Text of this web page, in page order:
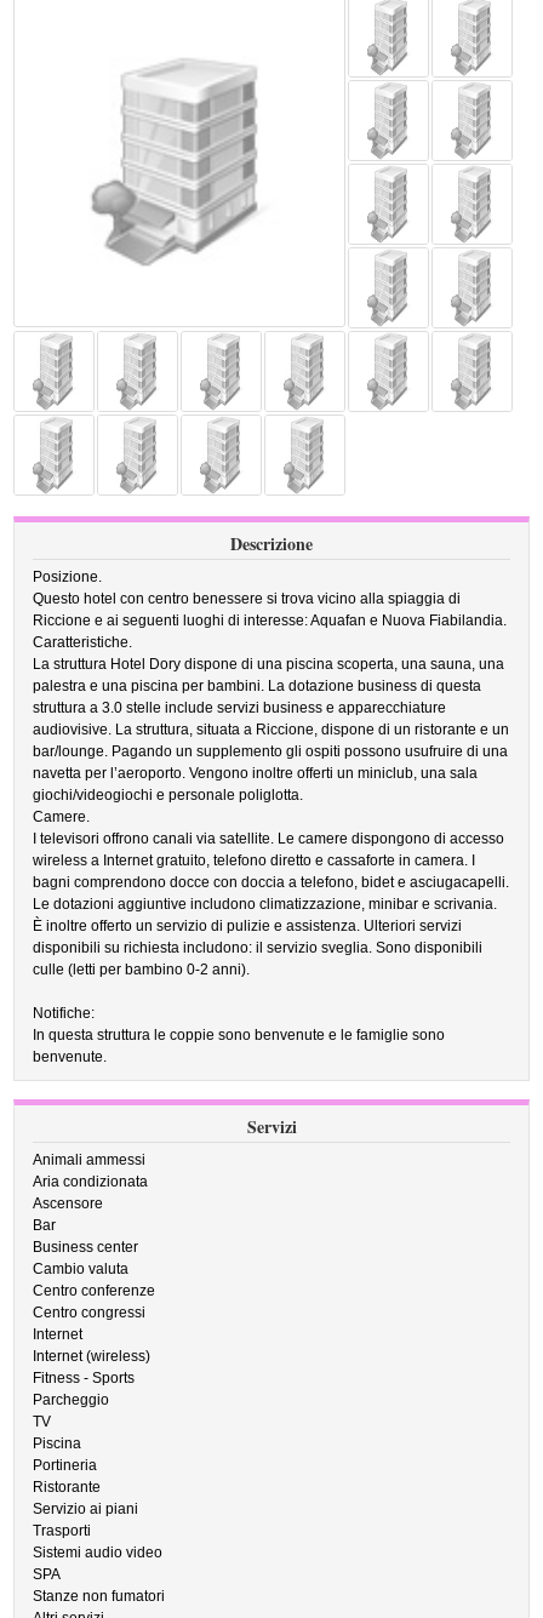
Descrizione
Posizione.
Questo hotel con centro benessere si trova vicino alla spiaggia di
Riccione e ai seguenti luoghi di interesse: Aquafan e Nuova Fiabilandia.
Caratteristiche.
La struttura Hotel Dory dispone di una piscina scoperta, una sauna, una
palestra e una piscina per bambini. La dotazione business di questa
struttura a 3.0 stelle include servizi business e apparecchiature
audiovisive. La struttura, situata a Riccione, dispone di un ristorante e un
bar/lounge. Pagando un supplemento gli ospiti possono usufruire di una
navetta per l’aeroporto. Vengono inoltre offerti un miniclub, una sala
giochi/videogiochi e personale poliglotta.
Camere.
I televisori offrono canali via satellite. Le camere dispongono di accesso
wireless a Internet gratuito, telefono diretto e cassaforte in camera. I
bagni comprendono docce con doccia a telefono, bidet e asciugacapelli.
Le dotazioni aggiuntive includono climatizzazione, minibar e scrivania.
È inoltre offerto un servizio di pulizie e assistenza. Ulteriori servizi
disponibili su richiesta includono: il servizio sveglia. Sono disponibili
culle (letti per bambino 0-2 anni).
Notifiche:
In questa struttura le coppie sono benvenute e le famiglie sono
benvenute.
Servizi
Animali ammessi
Aria condizionata
Ascensore
Bar
Business center
Cambio valuta
Centro conferenze
Centro congressi
Internet
Internet (wireless)
Fitness - Sports
Parcheggio
TV
Piscina
Portineria
Ristorante
Servizio ai piani
Trasporti
Sistemi audio video
SPA
Stanze non fumatori